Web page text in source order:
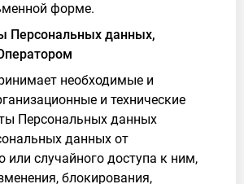
форме.
Персональных данных,
необходимые и
и технические
Персональных данных
данных от
или случайного доступа к ним,
блокирования,